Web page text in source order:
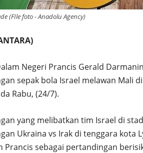
(FIle foto - Anadolu Agency)
Negeri Prancis Gerald
sepak bola Israel melawan Mali
Rabu, (24/7).
yang melibatkan tim Israel di
Ukraina vs Irak di tenggara kota
Prancis sebagai pertandingan